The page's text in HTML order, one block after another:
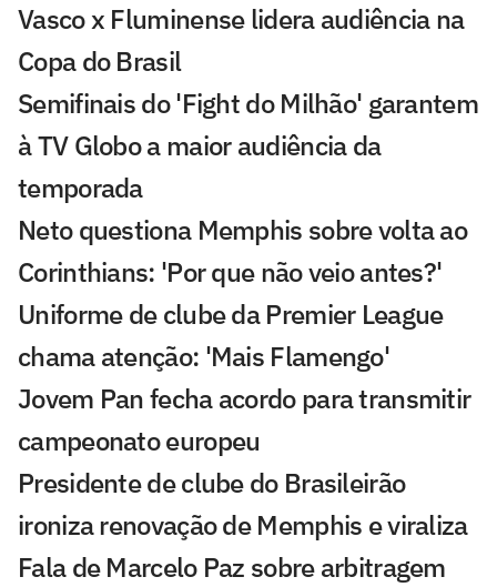
Vasco x Fluminense lidera audiência na
Copa do Brasil
Semifinais do 'Fight do Milhão' garantem
à TV Globo a maior audiência da
temporada
Neto questiona Memphis sobre volta ao
Corinthians: 'Por que não veio antes?'
Uniforme de clube da Premier League
chama atenção: 'Mais Flamengo'
Jovem Pan fecha acordo para transmitir
campeonato europeu
Presidente de clube do Brasileirão
ironiza renovação de Memphis e viraliza
Fala de Marcelo Paz sobre arbitragem